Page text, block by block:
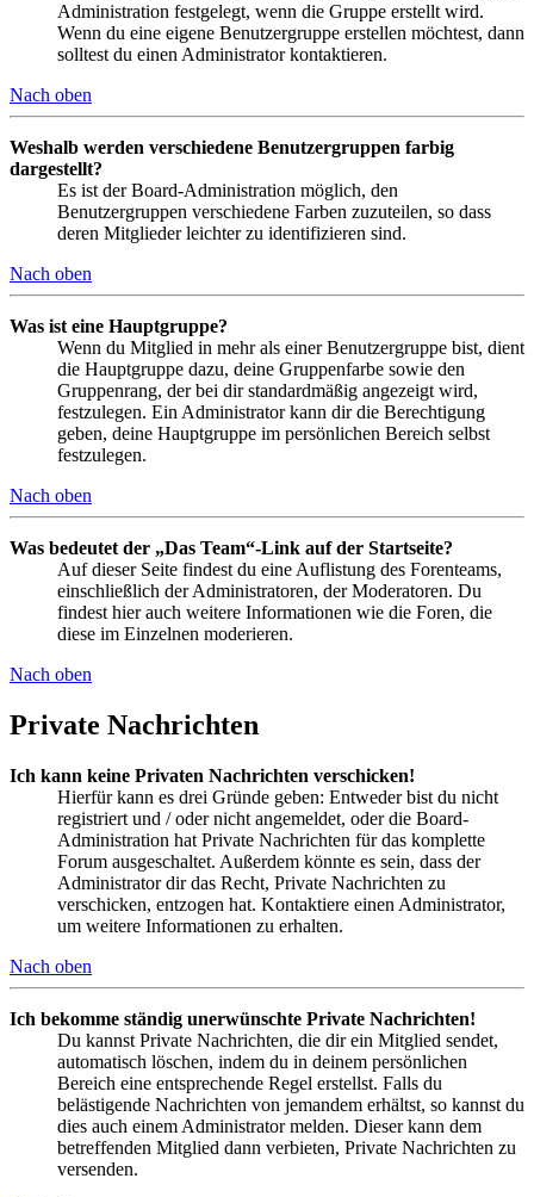
Administration festgelegt, wenn die Gruppe erstellt wird.
Wenn du eine eigene Benutzergruppe erstellen möchtest, dann
solltest du einen Administrator kontaktieren.
Nach oben
Weshalb werden verschiedene Benutzergruppen farbig
dargestellt?
Es ist der Board-Administration möglich, den
Benutzergruppen verschiedene Farben zuzuteilen, so dass
deren Mitglieder leichter zu identifizieren sind.
Nach oben
Was ist eine Hauptgruppe?
Wenn du Mitglied in mehr als einer Benutzergruppe bist, dient
die Hauptgruppe dazu, deine Gruppenfarbe sowie den
Gruppenrang, der bei dir standardmäßig angezeigt wird,
festzulegen. Ein Administrator kann dir die Berechtigung
geben, deine Hauptgruppe im persönlichen Bereich selbst
festzulegen.
Nach oben
Was bedeutet der „Das Team“-Link auf der Startseite?
Auf dieser Seite findest du eine Auflistung des Forenteams,
einschließlich der Administratoren, der Moderatoren. Du
findest hier auch weitere Informationen wie die Foren, die
diese im Einzelnen moderieren.
Nach oben
Private Nachrichten
Ich kann keine Privaten Nachrichten verschicken!
Hierfür kann es drei Gründe geben: Entweder bist du nicht
registriert und / oder nicht angemeldet, oder die Board-
Administration hat Private Nachrichten für das komplette
Forum ausgeschaltet. Außerdem könnte es sein, dass der
Administrator dir das Recht, Private Nachrichten zu
verschicken, entzogen hat. Kontaktiere einen Administrator,
um weitere Informationen zu erhalten.
Nach oben
Ich bekomme ständig unerwünschte Private Nachrichten!
Du kannst Private Nachrichten, die dir ein Mitglied sendet,
automatisch löschen, indem du in deinem persönlichen
Bereich eine entsprechende Regel erstellst. Falls du
belästigende Nachrichten von jemandem erhältst, so kannst du
dies auch einem Administrator melden. Dieser kann dem
betreffenden Mitglied dann verbieten, Private Nachrichten zu
versenden.